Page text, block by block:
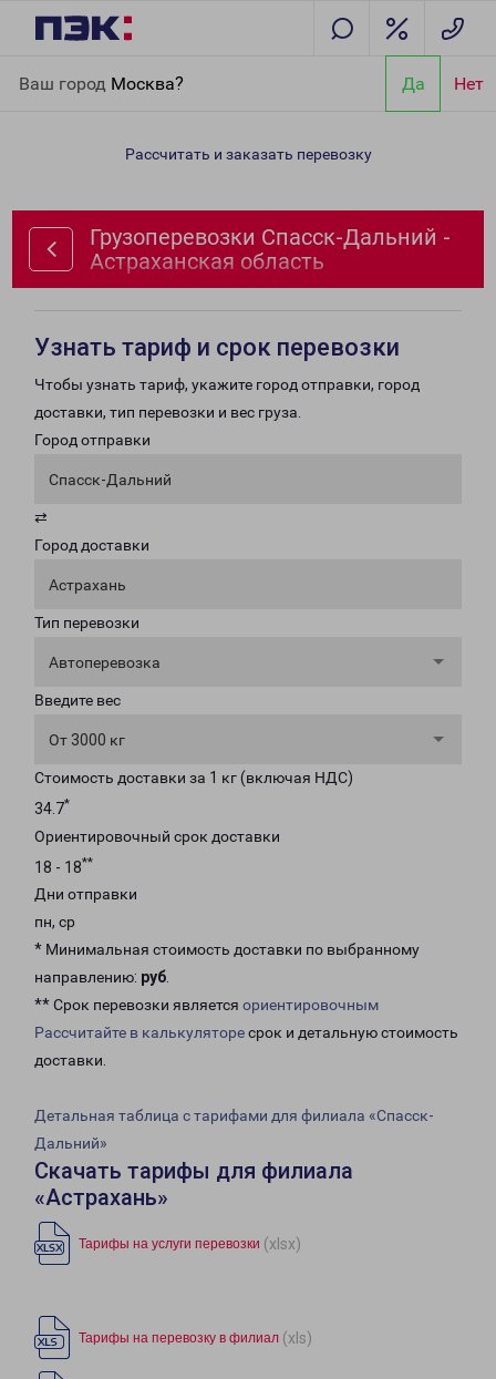
Ваш город Москва? Да Нет
Астраханская область
Рассчитать и заказать перевозку
Грузоперевозки Спасск-Дальний -
Астраханская область
Узнать тариф и срок перевозки
Чтобы узнать тариф, укажите город отправки, город
доставки, тип перевозки и вес груза.
Город отправки
Спасск-Дальний
⇄
Город доставки
Астрахань
Тип перевозки
Автоперевозка
Введите вес
От 3000 кг
Стоимость доставки за 1 кг (включая НДС)
34.7*
Ориентировочный срок доставки
18 - 18**
Дни отправки
пн, ср
* Минимальная стоимость доставки по выбранному
направлению: руб.
** Срок перевозки является ориентировочным
Рассчитайте в калькуляторесрок и детальную стоимость
доставки.
Детальная таблица с тарифами для филиала «Спасск-
Дальний»
Скачать тарифы для филиала
«Астрахань»
Тарифы на услуги перевозки (xlsx)
Тарифы на перевозку в филиал (xls)